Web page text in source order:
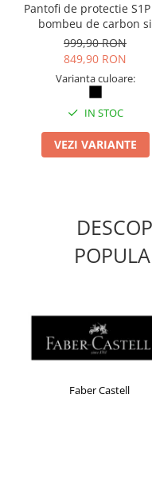
Pantofi de protectie
bombeu de carbon si
inchidere BOAÂ® Fit
999,90 RON
849,90 RON
Varianta culoare:
IN STOC
VEZI VARIANTE
Faber Castell